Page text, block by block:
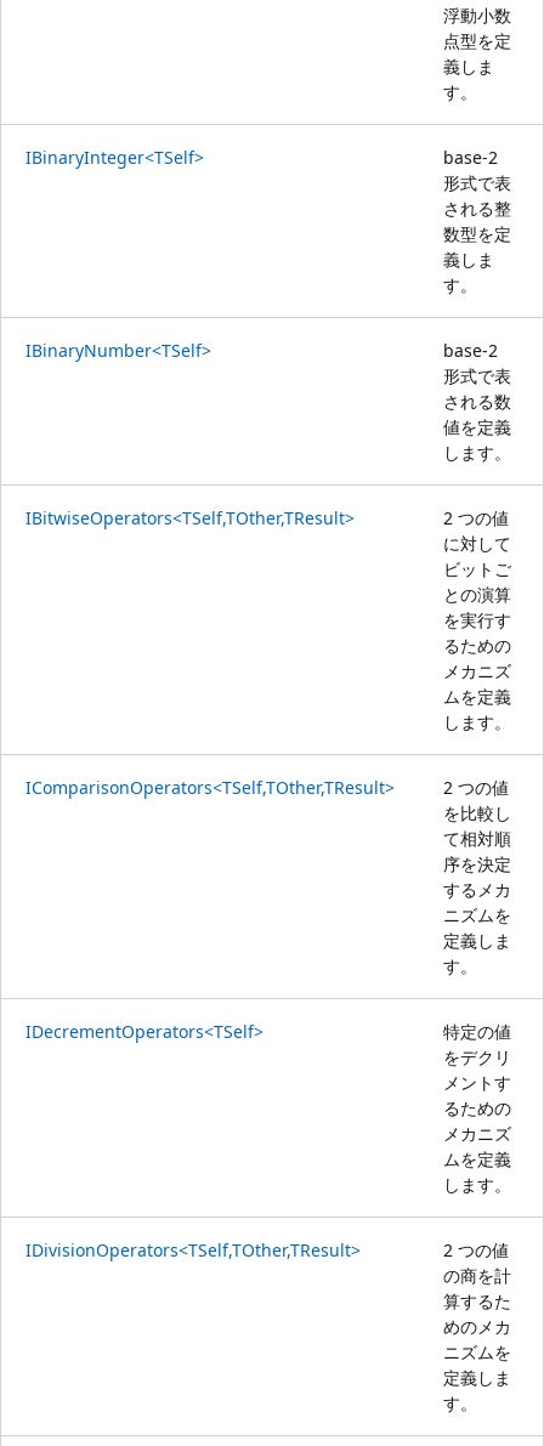
浮動小数
点型を定
義しま
す。
IBinaryInteger<TSelf>
base-2
形式で表
される整
数型を定
義しま
す。
IBinaryNumber<TSelf>
base-2
形式で表
される数
値を定義
します。
IBitwiseOperators<TSelf,TOther,TResult>
2 つの値
に対して
ビットご
との演算
を実行す
るための
メカニズ
ムを定義
します。
IComparisonOperators<TSelf,TOther,TResult>
2 つの値
を比較し
て相対順
序を決定
するメカ
ニズムを
定義しま
す。
IDecrementOperators<TSelf>
特定の値
をデクリ
メントす
るための
メカニズ
ムを定義
します。
IDivisionOperators<TSelf,TOther,TResult>
2 つの値
の商を計
算するた
めのメカ
ニズムを
定義しま
す。